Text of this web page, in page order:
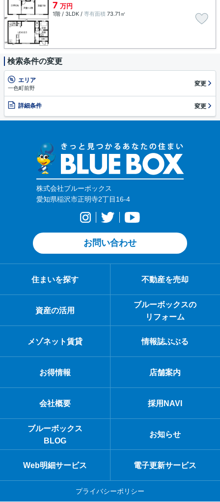
7 万円
1階 / 3LDK / 専有面積 73.71㎡
検索条件の変更
エリア
一色町前野
変更
詳細条件 変更
株式会社ブルーボックス
愛知県稲沢市正明寺2丁目16-4
お問い合わせ
住まいを探す 不動産を売却
資産の活用
ブルーボックスの
リフォーム
メゾネット賃貸 情報誌ぶぶる
お得情報 店舗案内
会社概要 採用NAVI
ブルーボックス
BLOG
お知らせ
Web明細サービス 電子更新サービス
プライバシーポリシー